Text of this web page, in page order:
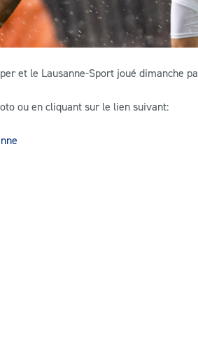
et le Lausanne-Sport joué dimanche
ou en cliquant sur le lien suivant: